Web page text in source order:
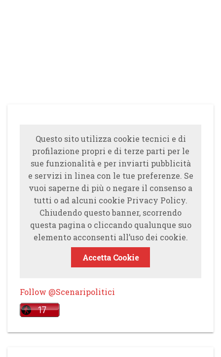
Questo sito utilizza cookie tecnici e di
profilazione propri e di terze parti per le
sue funzionalità e per inviarti pubblicità
e servizi in linea con le tue preferenze. Se
vuoi saperne di più o negare il consenso a
tutti o ad alcuni cookie Privacy Policy.
Chiudendo questo banner, scorrendo
questa pagina o cliccando qualunque suo
elemento acconsenti all’uso dei cookie.
Accetta Cookie
Follow @Scenaripolitici